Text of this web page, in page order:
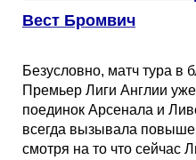
Вест Бромвич
Безусловно, матч тура в
Премьер Лиги Англии
поединок Арсенала и
всегда вызывала
смотря на то что сейчас